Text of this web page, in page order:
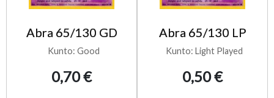
Abra 65/130 GD
Kunto: Good
0,70 €
Abra 65/130 LP
Kunto: Light Played
0,50 €